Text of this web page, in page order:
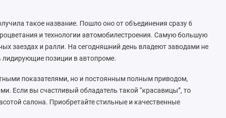
такое название. Пошло оно от объединения сразу 6
и технологии автомобилестроения. Самую большую
заездах и ралли. На сегодняшний день владеют заводами не
лидирующие позиции в автопроме.
показателями, но и постоянным полным приводом,
Если вы счастливый обладатель такой “красавицы”, то
салона. Приобретайте стильные и качественные